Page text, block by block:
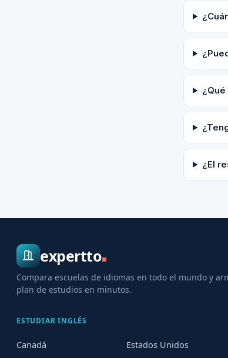
¿El
expertto
Compara escuelas de idiomas en todo el mundo y
plan de estudios en minutos.
ESTUDIAR INGLÉS
Canadá Estados Unidos